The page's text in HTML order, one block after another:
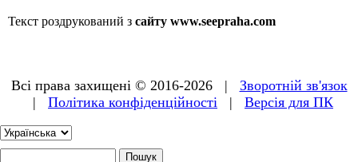
Текст роздрукований з сайту www.seepraha.com
Всі права захищені © 2016-2026 | Зворотній зв'язок
| Політика конфіденційності | Версія для ПК